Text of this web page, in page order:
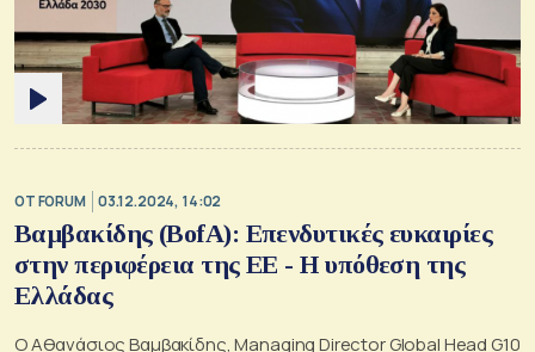
OT FORUM 03.12.2024, 14:02
Βαμβακίδης (BofA): Επενδυτικές ευκαιρίες
στην περιφέρεια της ΕΕ - Η υπόθεση της
Ελλάδας
Ο Αθανάσιος Βαμβακίδης, Managing Director Global Head G10